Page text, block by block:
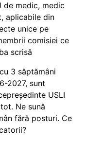
de medic, medic
aplicabile din
unice pe
comisiei ce
scrisă
3 săptămâni
2027, sunt
USLI
Ne sună
fără posturi. Ce